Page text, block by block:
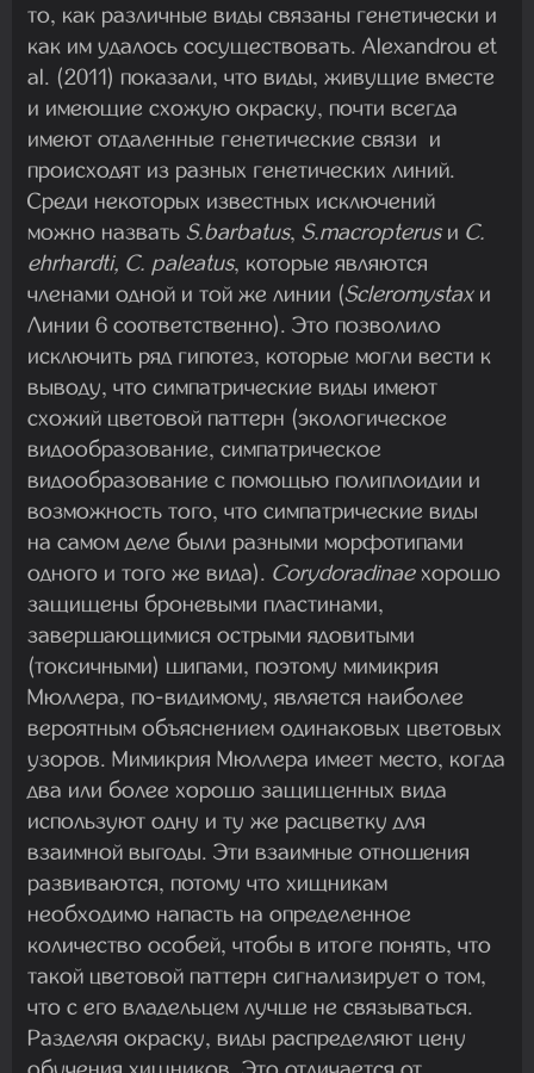
то, как различные виды связаны генетически и
как им удалось сосуществовать. Alexandrou et
al. (2011) показали, что виды, живущие вместе
и имеющие схожую окраску, почти всегда
имеют отдаленные генетические связи и
происходят из разных генетических линий.
Среди некоторых известных исключений
можно назвать S.barbatus, S.macropterusи C.
ehrhardti, C. paleatus, которые являются
членами одной и той же линии (Scleromystax и
Линии 6 соответственно). Это позволило
исключить ряд гипотез, которые могли вести к
выводу, что симпатрические виды имеют
схожий цветовой паттерн (экологическое
видообразование, симпатрическое
видообразование с помощью полиплоидии и
возможность того, что симпатрические виды
на самом деле были разными морфотипами
одного и того же вида). Corydoradinaeхорошо
защищены броневыми пластинами,
завершающимися острыми ядовитыми
(токсичными) шипами, поэтому мимикрия
Мюллера, по-видимому, является наиболее
вероятным объяснением одинаковых цветовых
узоров. Мимикрия Мюллера имеет место, когда
два или более хорошо защищенных вида
используют одну и ту же расцветку для
взаимной выгоды. Эти взаимные отношения
развиваются, потому что хищникам
необходимо напасть на определенное
количество особей, чтобы в итоге понять, что
такой цветовой паттерн сигнализирует о том,
что с его владельцем лучше не связываться.
Разделяя окраску, виды распределяют цену